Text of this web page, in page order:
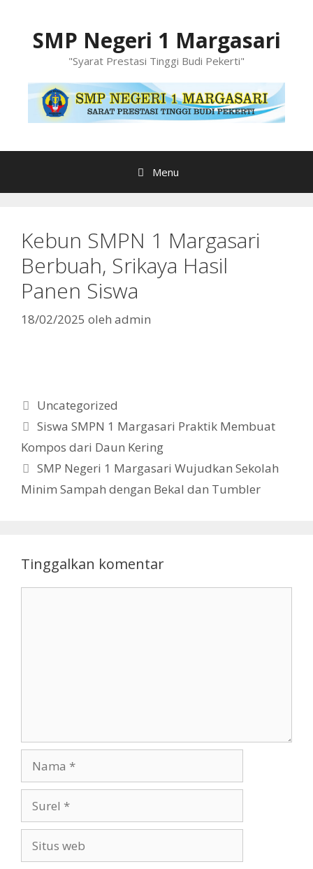
SMP Negeri 1 Margasari
"Syarat Prestasi Tinggi Budi Pekerti"
Menu
Kebun SMPN 1 Margasari
Berbuah, Srikaya Hasil
Panen Siswa
18/02/2025 oleh admin
Kategori
Uncategorized
Siswa SMPN 1 Margasari Praktik Membuat
Kompos dari Daun Kering
SMP Negeri 1 Margasari Wujudkan Sekolah
Minim Sampah dengan Bekal dan Tumbler
Tinggalkan komentar
web